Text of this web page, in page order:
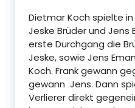
Dietmar Koch spielte
Jeske Brüder und Jens
erste Durchgang die
Jeske, sowie Jens
Koch. Frank gewann
gewann Jens. Dann
Verlierer direkt